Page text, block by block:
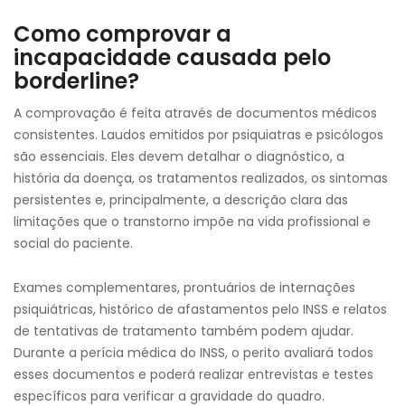
Como comprovar a
incapacidade causada pelo
borderline?
A comprovação é feita através de documentos médicos
consistentes. Laudos emitidos por psiquiatras e psicólogos
são essenciais. Eles devem detalhar o diagnóstico, a
história da doença, os tratamentos realizados, os sintomas
persistentes e, principalmente, a descrição clara das
limitações que o transtorno impõe na vida profissional e
social do paciente.
Exames complementares, prontuários de internações
psiquiátricas, histórico de afastamentos pelo INSS e relatos
de tentativas de tratamento também podem ajudar.
Durante a perícia médica do INSS, o perito avaliará todos
esses documentos e poderá realizar entrevistas e testes
específicos para verificar a gravidade do quadro.